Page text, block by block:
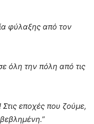
φύλαξης από τον
όλη την πόλη από τις
Στις εποχές που ζούμε,